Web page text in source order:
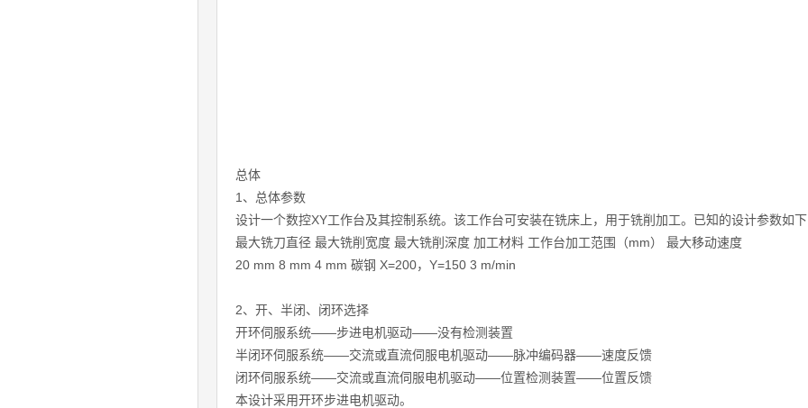
总体
1、总体参数
设计一个数控XY工作台及其控制系统。该工作台可安装在铣床上，用于铣削加工。已知的设计参数如下
最大铣刀直径 最大铣削宽度 最大铣削深度 加工材料 工作台加工范围（mm） 最大移动速度
20 mm 8 mm 4 mm 碳钢 X=200，Y=150 3 m/min
2、开、半闭、闭环选择
开环伺服系统——步进电机驱动——没有检测装置
半闭环伺服系统——交流或直流伺服电机驱动——脉冲编码器——速度反馈
闭环伺服系统——交流或直流伺服电机驱动——位置检测装置——位置反馈
本设计采用开环步进电机驱动。